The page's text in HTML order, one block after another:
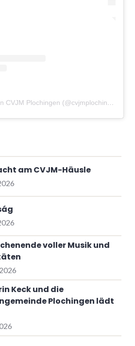
Ein Beitrag geteilt von CVJM Plochingen (@cvjmplochingen)
am CVJM-Häusle
voller Musik und
Keck und die
Plochingen lädt